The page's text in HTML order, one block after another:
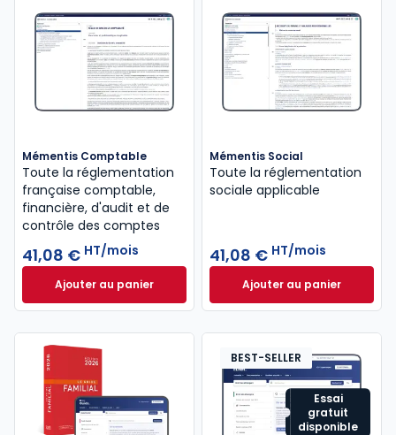
Mémentis Comptable
Toute la réglementation
française comptable,
financière, d'audit et de
contrôle des comptes
41,08 € HT/mois
Ajouter au panierMémentis Comptable à 41,08 € HT/mois
Mémentis Social
Toute la réglementation
sociale applicable
41,08 € HT/mois
Ajouter au panier
Mémentis Social
Essai
gratuit
disponible
BEST-SELLER